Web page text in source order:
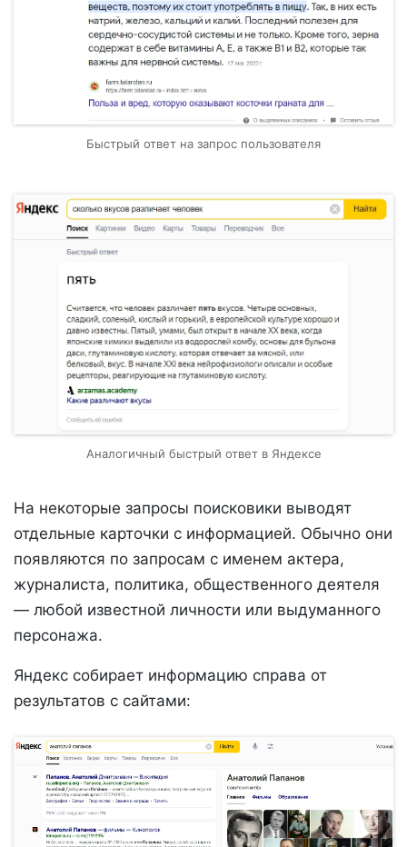
Быстрый ответ на запрос пользователя
Аналогичный быстрый ответ в Яндексе
На некоторые запросы поисковики выводят
отдельные карточки с информацией. Обычно они
появляются по запросам с именем актера,
журналиста, политика, общественного деятеля
— любой известной личности или выдуманного
персонажа.
Яндекс собирает информацию справа от
результатов с сайтами: